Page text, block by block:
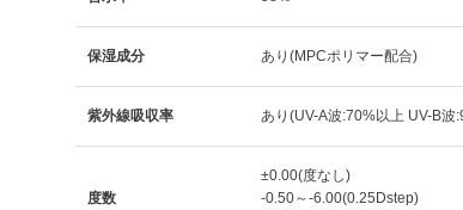
保湿成分 あり(MPCポリマー配合)
紫外線吸収率 あり(UV-A波:70%以上 UV-B波
度数
±0.00(度なし)
-0.50～-6.00(0.25Dstep)